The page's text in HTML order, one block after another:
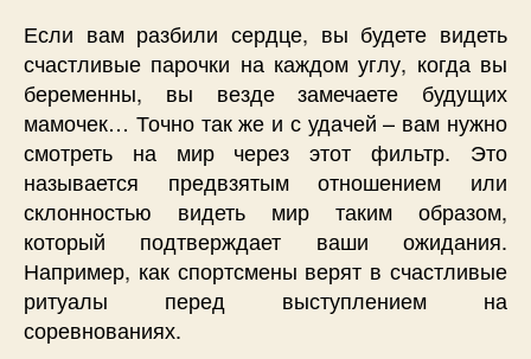
Если вам разбили сердце, вы будете видеть
счастливые парочки на каждом углу, когда вы
беременны, вы везде замечаете будущих
мамочек… Точно так же и с удачей – вам нужно
смотреть на мир через этот фильтр. Это
называется предвзятым отношением или
склонностью видеть мир таким образом,
который подтверждает ваши ожидания.
Например, как спортсмены верят в счастливые
ритуалы перед выступлением на
соревнованиях.